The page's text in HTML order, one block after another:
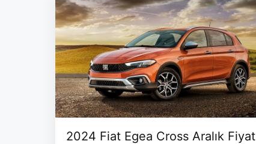
2024 Fiat Egea Cross Aralık Fiyat